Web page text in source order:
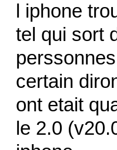
l iphone
tel qui sort
certain
ont etait
le 2.0